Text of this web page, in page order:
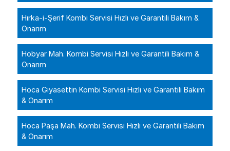
Hırka-i-Şerif Kombi Servisi Hızlı ve Garantili Bakım &
Onarım
Hobyar Mah. Kombi Servisi Hızlı ve Garantili Bakım &
Onarım
Hoca Gıyasettin Kombi Servisi Hızlı ve Garantili Bakım
& Onarım
Hoca Paşa Mah. Kombi Servisi Hızlı ve Garantili Bakım
& Onarım